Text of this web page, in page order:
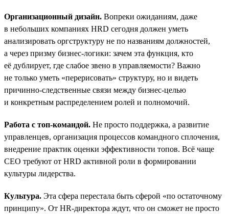
Организационный дизайн. Вопреки ожиданиям, даже
в небольших компаниях HRD сегодня должен уметь
анализировать оргструктуру не по названиям должностей,
а через призму бизнес-логики: зачем эта функция, кто
её дублирует, где слабое звено в управляемости? Важно
не только уметь «перерисовать» структуру, но и видеть
причинно-следственные связи между бизнес-целью
и конкретным распределением ролей и полномочий.
Работа с топ-командой. Не просто поддержка, а развитие
управленцев, организация процессов командного сплочения,
внедрение практик оценки эффективности топов. Всё чаще
СЕО требуют от HRD активной роли в формировании
культуры лидерства.
Культура. Эта сфера перестала быть сферой «по остаточному
принципу». От HR-директора ждут, что он сможет не просто